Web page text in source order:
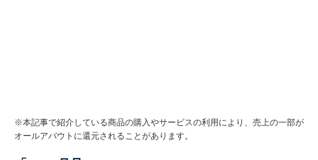
※本記事で紹介している商品の購入やサービスの利用により、売上の一部が
オールアバウトに還元されることがあります。